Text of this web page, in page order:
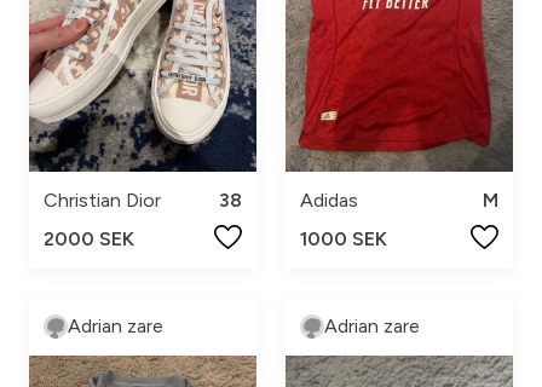
Christian Dior
38
2000 SEK
Adidas
M
1000 SEK
Adrian zare Adrian zare